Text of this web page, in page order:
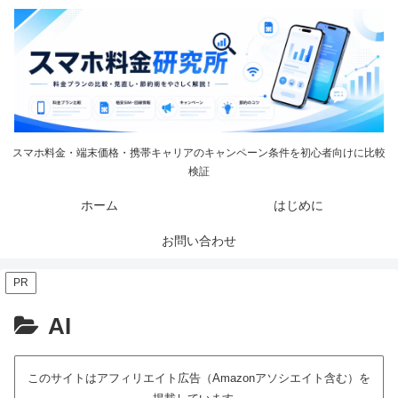
スマホ料金・端末価格・携帯キャリアのキャンペーン条件を初心者向けに比較
検証
ホーム はじめに
お問い合わせ
PR
AI
このサイトはアフィリエイト広告（Amazonアソシエイト含む）を